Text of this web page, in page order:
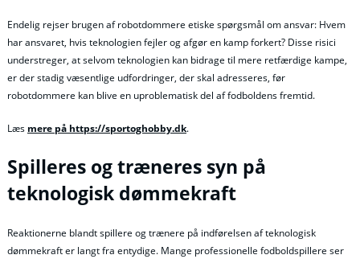
Endelig rejser brugen af robotdommere etiske spørgsmål om ansvar: Hvem
har ansvaret, hvis teknologien fejler og afgør en kamp forkert? Disse risici
understreger, at selvom teknologien kan bidrage til mere retfærdige kampe,
er der stadig væsentlige udfordringer, der skal adresseres, før
robotdommere kan blive en uproblematisk del af fodboldens fremtid.
Læs mere på https://sportoghobby.dk.
Spilleres og træneres syn på
teknologisk dømmekraft
Reaktionerne blandt spillere og trænere på indførelsen af teknologisk
dømmekraft er langt fra entydige. Mange professionelle fodboldspillere ser